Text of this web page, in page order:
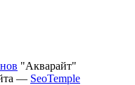
"Акварайт"
— SeoTemple